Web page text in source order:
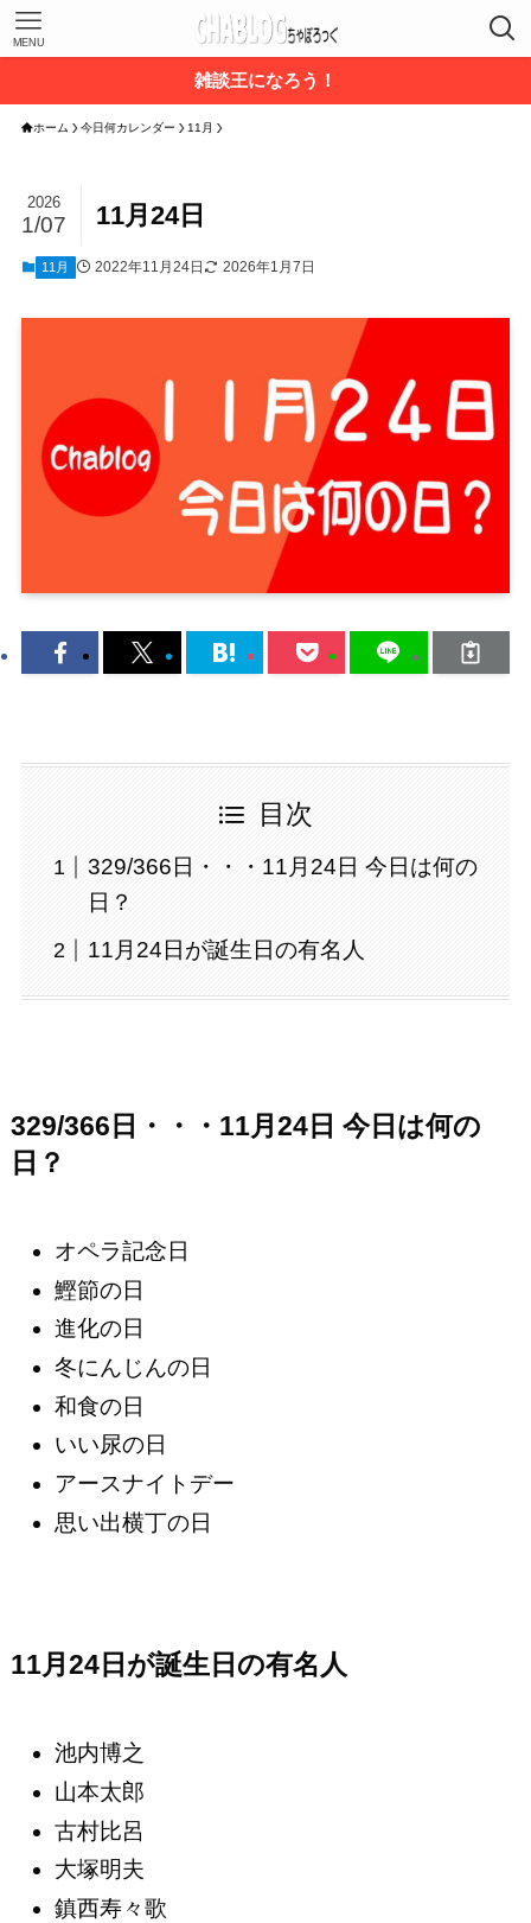
MENU
雑談王になろう！
ホーム 今日何カレンダー 11月
11月24日
2026
1/07
11月 2022年11月24日 2026年1月7日
目次
329/366日・・・11月24日 今日は何の
日？
11月24日が誕生日の有名人
329/366日・・・11月24日 今日は何の
日？
オペラ記念日
鰹節の日
進化の日
冬にんじんの日
和食の日
いい尿の日
アースナイトデー
思い出横丁の日
11月24日が誕生日の有名人
池内博之
山本太郎
古村比呂
大塚明夫
鎮西寿々歌